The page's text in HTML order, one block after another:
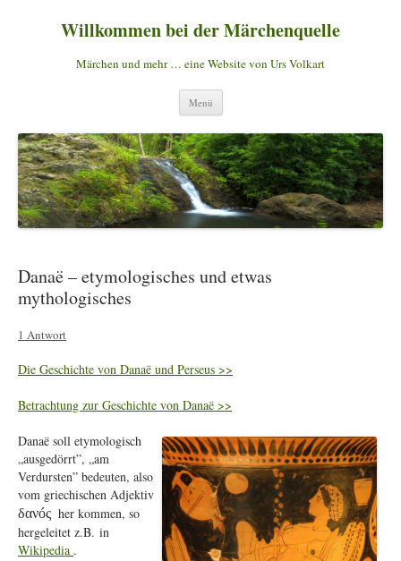
Willkommen bei der Märchenquelle
Märchen und mehr … eine Website von Urs Volkart
Menü Zum
springen
Danaë – etymologisches und etwas
mythologisches
1 Antwort
Die Geschichte von Danaë und Perseus >>
Betrachtung zur Geschichte von Danaë >>
Danaë soll etymologisch
„ausgedörrt”, „am
Verdursten” bedeuten, also
vom griechischen Adjektiv
δανóς her kommen, so
hergeleitet z.B. in
Wikipedia .